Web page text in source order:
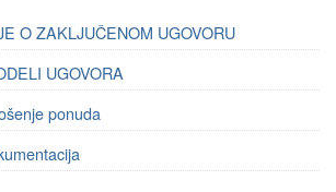
O ZAKLJUČENOM UGOVORU
UGOVORA
ponuda